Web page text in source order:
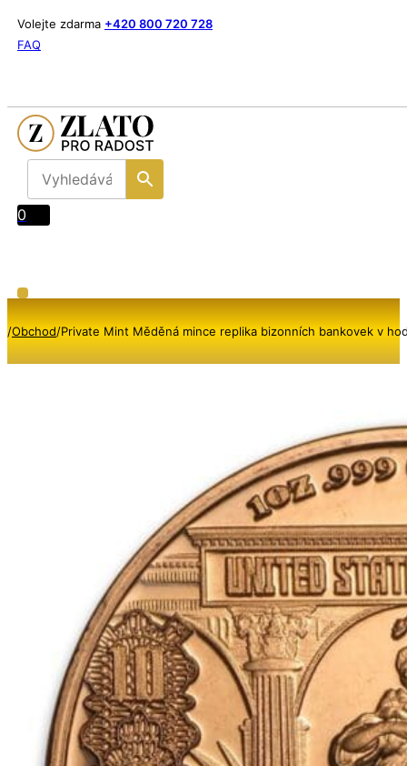
Volejte zdarma +420 800 720 728
FAQ
0
/Obchod/Private Mint Měděná mince replika bizonních bankovek v